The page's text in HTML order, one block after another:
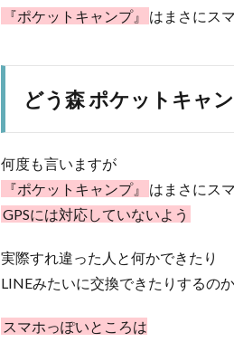
『ポケットキャンプ』
はまさにス
どう森 ポケットキャ
何度も言いますが
『ポケットキャンプ』
はまさにス
GPSには対応していないよう
実際すれ違った人と何かできたり
LINEみたいに交換できたりするの
スマホっぽいところは